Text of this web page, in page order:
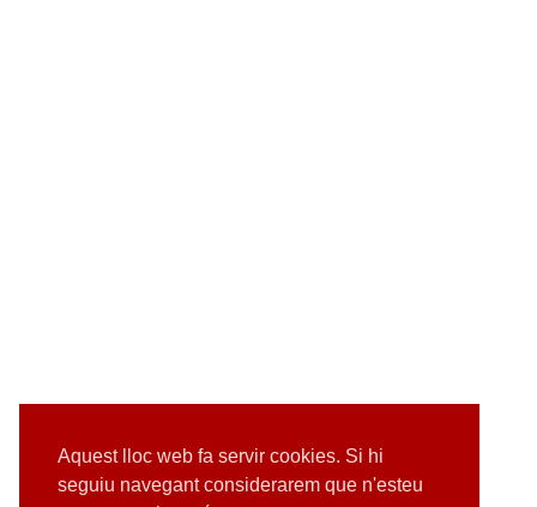
Aquest lloc web fa servir cookies. Si hi
seguiu navegant considerarem que n'esteu